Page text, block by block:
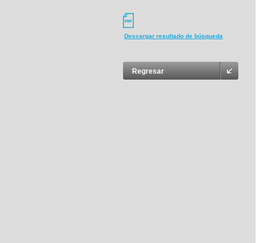
Descargar resultado de búsqueda
Regresar